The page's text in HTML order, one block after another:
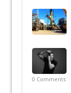
0 Comments